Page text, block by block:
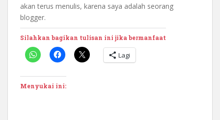
akan terus menulis, karena saya adalah seorang
blogger.
Silahkan bagikan tulisan ini jika bermanfaat
Lagi
Menyukai ini: